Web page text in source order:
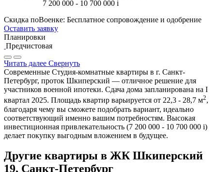
7 200 000 - 10 700 000 i
Скидка поВоенке: Бесплатное сопровождение и одобрение
Оставить заявку
Планировки
Предчистовая
Читать далее Свернуть
Современные Студия-комнатные квартиры в г. Санкт-
Петербург, проток Шкиперский — отличное решение для
участников военной ипотеки. Сдача дома запланирована на I
квартал 2025. Площадь квартир варьируется от 22,3 - 28,7 м2,
благодаря чему вы сможете подобрать вариант, идеально
соответствующий именно вашим потребностям. Высокая
инвестиционная привлекательность (7 200 000 - 10 700 000 i)
делает покупку выгодным вложением в будущее.
Другие квартиры в ЖК Шкиперский
19, Санкт-Петербург